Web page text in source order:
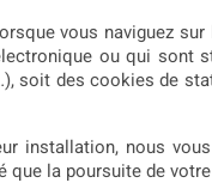
vous naviguez
ou qui sont
soit des cookies de
installation, nous
la poursuite de